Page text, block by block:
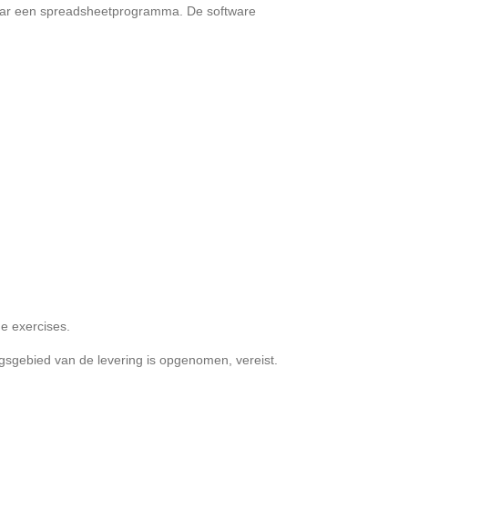
een spreadsheetprogramma. De software
exercises.
van de levering is opgenomen, vereist.